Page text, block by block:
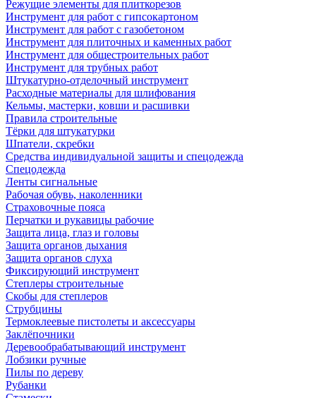
Режущие элементы для плиткорезов
Инструмент для работ с гипсокартоном
Инструмент для работ с газобетоном
Инструмент для плиточных и каменных работ
Инструмент для общестроительных работ
Инструмент для трубных работ
Штукатурно-отделочный инструмент
Расходные материалы для шлифования
Кельмы, мастерки, ковши и расшивки
Правила строительные
Тёрки для штукатурки
Шпатели, скребки
Средства индивидуальной защиты и спецодежда
Спецодежда
Ленты сигнальные
Рабочая обувь, наколенники
Страховочные пояса
Перчатки и рукавицы рабочие
Защита лица, глаз и головы
Защита органов дыхания
Защита органов слуха
Фиксирующий инструмент
Степлеры строительные
Скобы для степлеров
Струбцины
Термоклеевые пистолеты и аксессуары
Заклёпочники
Деревообрабатывающий инструмент
Лобзики ручные
Пилы по дереву
Рубанки